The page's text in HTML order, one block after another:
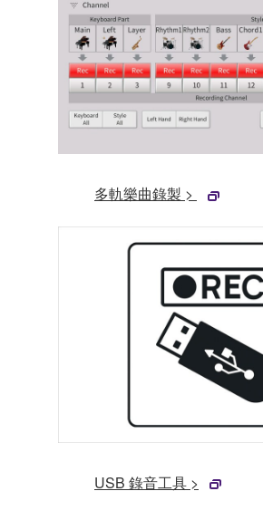
多軌樂曲錄製 >
USB 錄音工具 >